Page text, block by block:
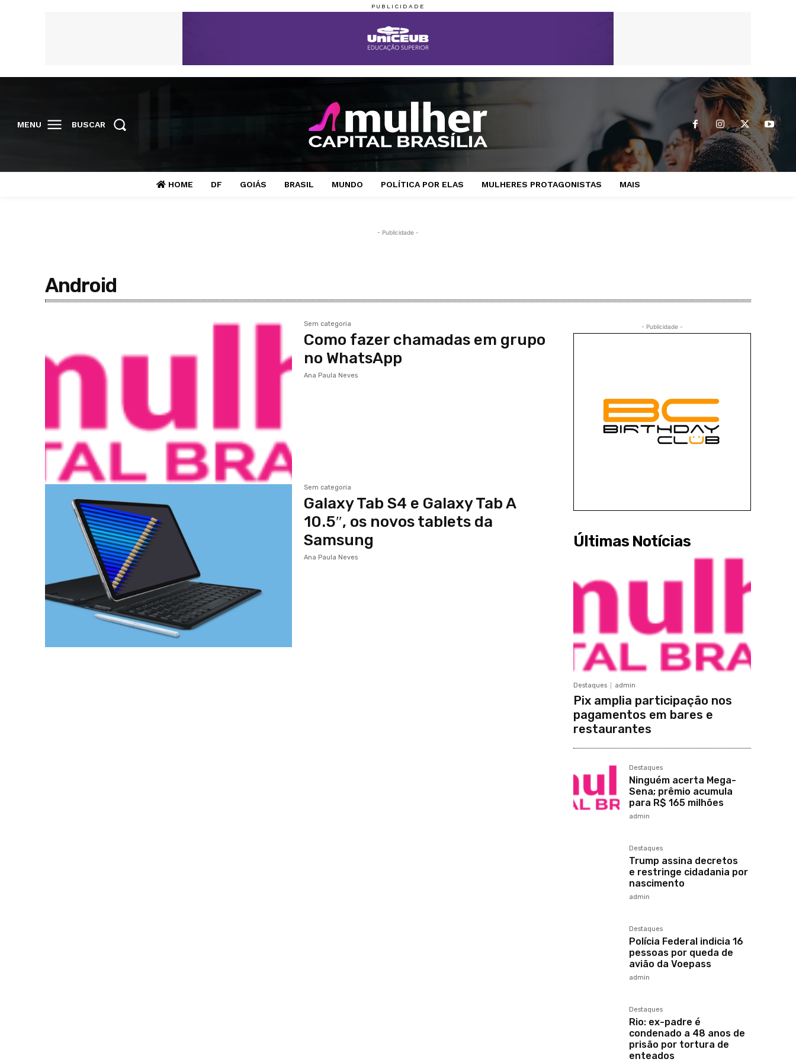
MENU BUSCAR
HOME DF GOIÁS BRASIL MUNDO POLÍTICA POR ELAS MULHERES PROTAGONISTAS MAIS
- Publicidade -
Android
Sem categoria
Como fazer chamadas em grupo
no WhatsApp
Ana Paula Neves
Sem categoria
Galaxy Tab S4 e Galaxy Tab A
10.5″, os novos tablets da
Samsung
Ana Paula Neves
- Publicidade -
Últimas Notícias
Destaques admin
Pix amplia participação nos
pagamentos em bares e
restaurantes
Destaques
Ninguém acerta Mega-
Sena; prêmio acumula
para R$ 165 milhões
admin
Destaques
Trump assina decretos
e restringe cidadania por
nascimento
admin
Destaques
Polícia Federal indicia 16
pessoas por queda de
avião da Voepass
admin
Destaques
Rio: ex-padre é
condenado a 48 anos de
prisão por tortura de
enteados